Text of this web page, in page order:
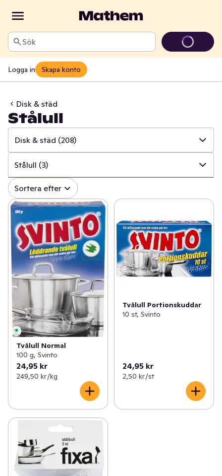
Sök
Logga in Skapa konto
Disk & städ
Stålull
Disk & städ (208)
✓ Alla (999)
✓ Hushålls- & toapapper
✓ Disk & städ (208)
✓ Tvätt & klädvård (124)
✓ Påsar, folie & bakformar (51)
✓ Servetter, ljus & engångsartiklar (226)
Blommor & växter (30)
✓ Hushållsel (80)
✓ Husgeråd (93)
✓ Kontor & tillbehör
✓ Grill, ved & tändare (18)
(48)
Leksaker & spel
✓ Fritid & övrigt
Säsongspynt (7)
Stålull (3)
✓ Alla (208)
✓ Rengöringsmedel (88)
✓ Dammsugare & dammsugarpåsar (3)
✓ Möbelvård (4)
✓ Slask/vaskrensare (1)
Diskpropp (2)
✓ Avfallspåsar (15)
✓ Maskindiskmedel (29)
✓ Diskmedel
Diskborstar (7)
✓ Rengöringssvamp
✓ Stålull (3)
Sortera efter
Tvålull Normal
100 g, Svinto
24,95 kr
249,50 kr /kg
Tvålull Portionskuddar
10 st, Svinto
24,95 kr
2,50 kr /st